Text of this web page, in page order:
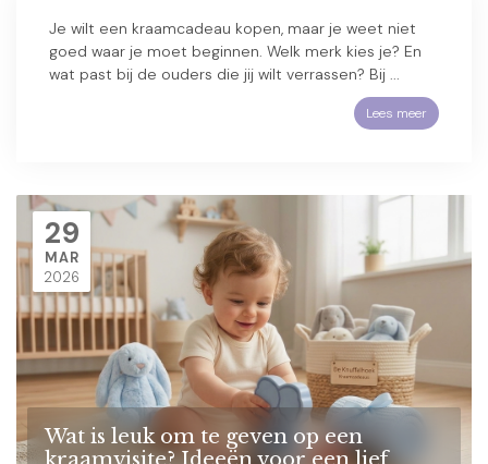
Je wilt een kraamcadeau kopen, maar je weet niet
goed waar je moet beginnen. Welk merk kies je? En
wat past bij de ouders die jij wilt verrassen? Bij ...
Lees meer
29
MAR
2026
Wat is leuk om te geven op een